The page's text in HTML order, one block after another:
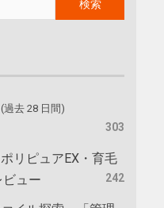
過去 28 日間)
303
リピュアEX・育毛
ュー
242